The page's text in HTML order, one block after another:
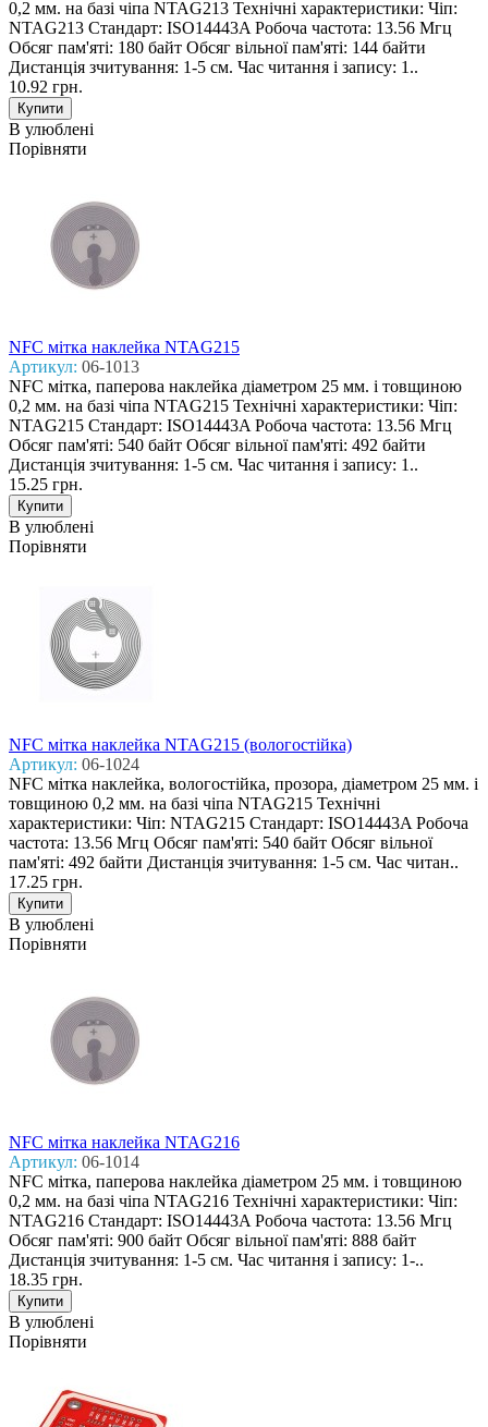
0,2 мм. на базі чіпа NTAG213 Технічні характеристики: Чіп:
NTAG213 Стандарт: ISO14443A Робоча частота: 13.56 Мгц
Обсяг пам'яті: 180 байт Обсяг вільної пам'яті: 144 байти
Дистанція зчитування: 1-5 см. Час читання і запису: 1..
10.92 грн.
В улюблені
Порівняти
NFC мітка наклейка NTAG215
Артикул: 06-1013
NFC мітка, паперова наклейка діаметром 25 мм. і товщиною
0,2 мм. на базі чіпа NTAG215 Технічні характеристики: Чіп:
NTAG215 Стандарт: ISO14443A Робоча частота: 13.56 Мгц
Обсяг пам'яті: 540 байт Обсяг вільної пам'яті: 492 байти
Дистанція зчитування: 1-5 см. Час читання і запису: 1..
15.25 грн.
В улюблені
Порівняти
NFC мітка наклейка NTAG215 (вологостійка)
Артикул: 06-1024
NFC мітка наклейка, вологостійка, прозора, діаметром 25 мм. і
товщиною 0,2 мм. на базі чіпа NTAG215 Технічні
характеристики: Чіп: NTAG215 Стандарт: ISO14443A Робоча
частота: 13.56 Мгц Обсяг пам'яті: 540 байт Обсяг вільної
пам'яті: 492 байти Дистанція зчитування: 1-5 см. Час читан..
17.25 грн.
В улюблені
Порівняти
NFC мітка наклейка NTAG216
Артикул: 06-1014
NFC мітка, паперова наклейка діаметром 25 мм. і товщиною
0,2 мм. на базі чіпа NTAG216 Технічні характеристики: Чіп:
NTAG216 Стандарт: ISO14443A Робоча частота: 13.56 Мгц
Обсяг пам'яті: 900 байт Обсяг вільної пам'яті: 888 байт
Дистанція зчитування: 1-5 см. Час читання і запису: 1-..
18.35 грн.
В улюблені
Порівняти